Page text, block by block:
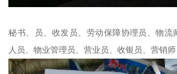
秘书、员、收发员、劳动保障协理员、物流
人员、物业管理员、营业员、收银员、营销师